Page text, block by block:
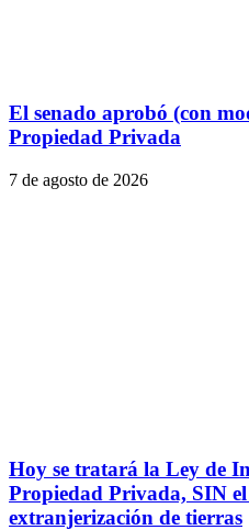
El senado aprobó (con
Propiedad Privada
7 de agosto de 2026
Hoy se tratará la Ley de
Propiedad Privada, SIN
extranjerización de tierras